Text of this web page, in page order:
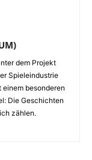
dem Projekt
Spieleindustrie
einem besonderen
Die Geschichten
zählen.